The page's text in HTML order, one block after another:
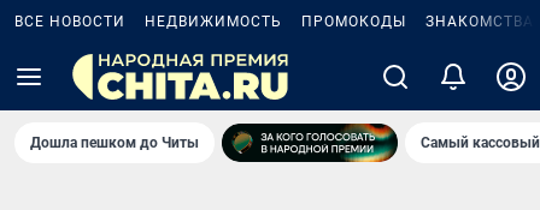
ВСЕ НОВОСТИ НЕДВИЖИМОСТЬ ПРОМОКОДЫ ЗНАКОМСТВА
Дошла пешком до Читы Самый